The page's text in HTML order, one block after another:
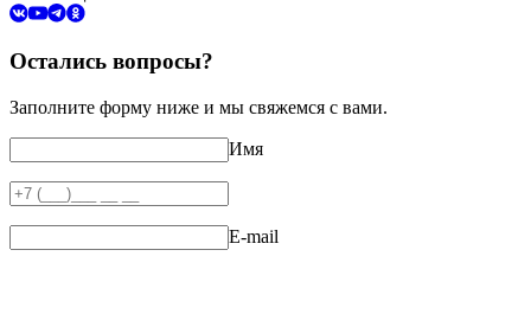
Остались вопросы?
Заполните форму ниже и мы свяжемся с вами.
Имя
E-mail